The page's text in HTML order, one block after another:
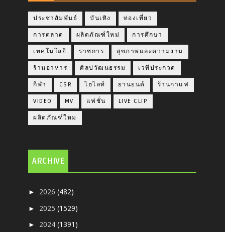
ประชาสัมพันธ์ บันเทิง ท่องเที่ยว
การตลาด ผลิตภัณฑ์ใหม่ การศึกษา
เทคโนโลยี ราชการ สุขภาพและความงาม
ร้านอาหาร ศิลปวัฒนธรรม เวทีประกวด
กีฬา CSR ไฮไลท์ ยานยนต์ ร้านกาแฟ
VIDEO MV แฟชั่น LIVE CLIP
ผลิตภัณฑ์ใหม
ARCHIVE
► 2026(482)
► 2025(1529)
► 2024(1391)